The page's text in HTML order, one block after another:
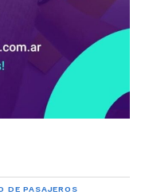
DE PASAJEROS